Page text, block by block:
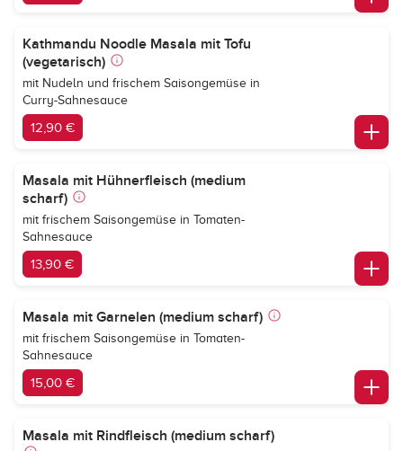
Kathmandu Noodle Masala mit Tofu
(vegetarisch)
mit Nudeln und frischem Saisongemüse in
Curry-Sahnesauce
12,90 €
Masala mit Hühnerfleisch (medium
scharf)
mit frischem Saisongemüse in Tomaten-
Sahnesauce
13,90 €
Masala mit Garnelen (medium scharf)
mit frischem Saisongemüse in Tomaten-
Sahnesauce
15,00 €
Masala mit Rindfleisch (medium scharf)